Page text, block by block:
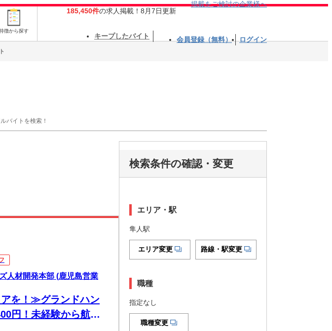
徴から探す
185,450件の求人掲載！8月7日更新
掲載をご検討の企業様へ
キープしたバイト 会員登録（無料） ログイン
バイトを検索！
人材開発本部 (鹿児島営業
を！≫グランドハン
円！未経験から航空
検索条件の確認・変更
エリア・駅
隼人駅
エリア変更 路線・駅変更
職種
指定なし
職種変更